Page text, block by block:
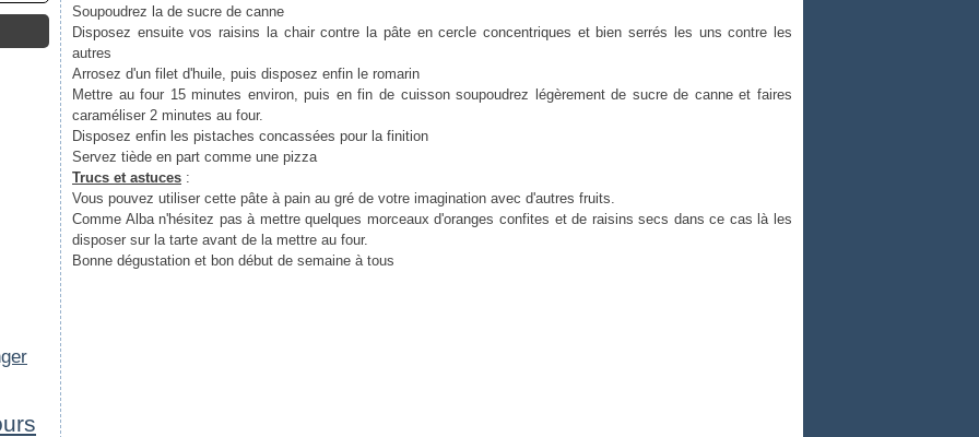
Soupoudrez la de sucre de canne
Disposez ensuite vos raisins la chair contre la pâte en cercle concentriques et bien serrés les uns contre les
autres
Arrosez d'un filet d'huile, puis disposez enfin le romarin
Mettre au four 15 minutes environ, puis en fin de cuisson soupoudrez légèrement de sucre de canne et faires
caraméliser 2 minutes au four.
Disposez enfin les pistaches concassées pour la finition
Servez tiède en part comme une pizza
Trucs et astuces :
Vous pouvez utiliser cette pâte à pain au gré de votre imagination avec d'autres fruits.
Comme Alba n'hésitez pas à mettre quelques morceaux d'oranges confites et de raisins secs dans ce cas là les
disposer sur la tarte avant de la mettre au four.
Bonne dégustation et bon début de semaine à tous